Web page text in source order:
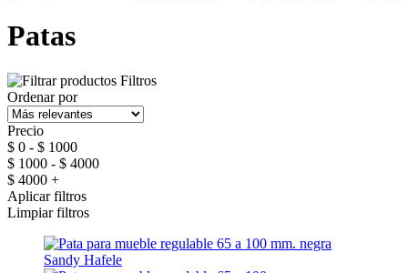
Patas
Filtros
Ordenar por
Precio
$ 0 - $ 1000
$ 1000 - $ 4000
$ 4000 +
Aplicar filtros
Limpiar filtros